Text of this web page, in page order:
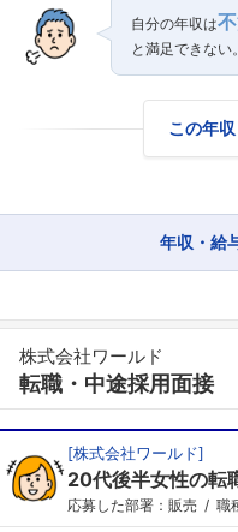
自分の年収は
と満足できない。
この年
年収・給
株式会社ワールド
転職・中途採用面接
[株式会社ワールド]
20代後半女性の転
応募した部署：販売 職